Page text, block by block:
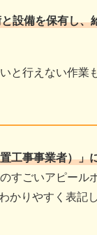
設備を保有し、
と行えない作業
工事事業者）」
すごいアピール
かりやすく表記